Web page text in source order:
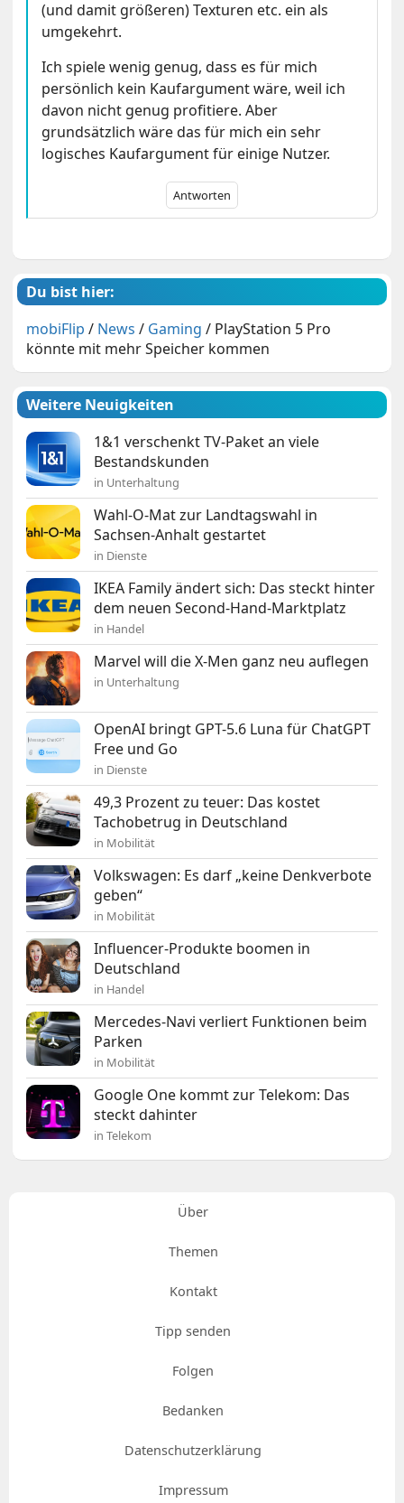
(und damit größeren) Texturen etc. ein als
umgekehrt.
Ich spiele wenig genug, dass es für mich
persönlich kein Kaufargument wäre, weil ich
davon nicht genug profitiere. Aber
grundsätzlich wäre das für mich ein sehr
logisches Kaufargument für einige Nutzer.
Antworten
Du bist hier:
mobiFlip / News / Gaming / PlayStation 5 Pro
könnte mit mehr Speicher kommen
Weitere Neuigkeiten
1&1 verschenkt TV-Paket an viele
Bestandskunden
in Unterhaltung
Wahl-O-Mat zur Landtagswahl in
Sachsen-Anhalt gestartet
in Dienste
IKEA Family ändert sich: Das steckt hinter
dem neuen Second-Hand-Marktplatz
in Handel
Marvel will die X-Men ganz neu auflegen
in Unterhaltung
OpenAI bringt GPT-5.6 Luna für ChatGPT
Free und Go
in Dienste
49,3 Prozent zu teuer: Das kostet
Tachobetrug in Deutschland
in Mobilität
Volkswagen: Es darf „keine Denkverbote
geben“
in Mobilität
Influencer-Produkte boomen in
Deutschland
in Handel
Mercedes-Navi verliert Funktionen beim
Parken
in Mobilität
Google One kommt zur Telekom: Das
steckt dahinter
in Telekom
Über
Themen
Kontakt
Tipp senden
Folgen
Bedanken
Datenschutzerklärung
Impressum